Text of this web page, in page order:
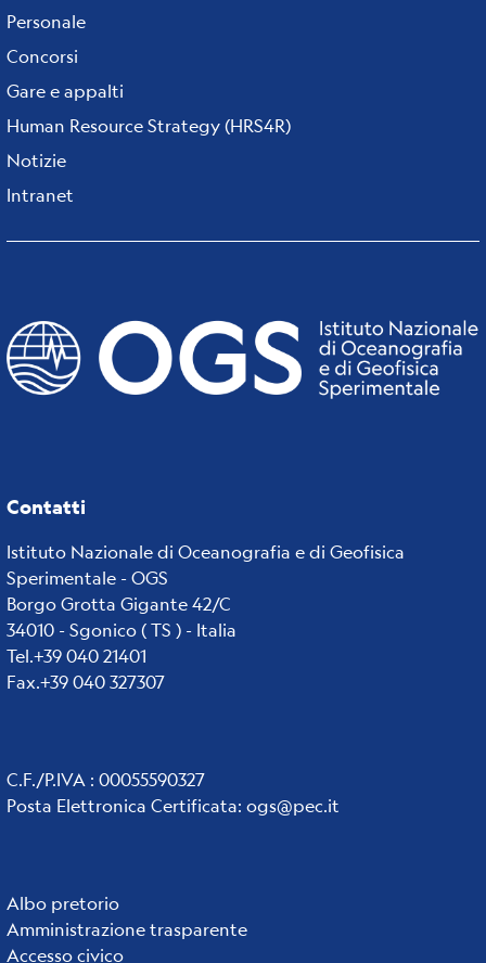
Personale
Concorsi
Gare e appalti
Human Resource Strategy (HRS4R)
Notizie
Intranet
Contatti
Istituto Nazionale di Oceanografia e di Geofisica
Sperimentale - OGS
Borgo Grotta Gigante 42/C
34010 - Sgonico ( TS ) - Italia
Tel.+39 040 21401
Fax.+39 040 327307
C.F./P.IVA : 00055590327
Posta Elettronica Certificata: ogs@pec.it
Institute
Albo pretorio
Amministrazione trasparente
Accesso civico